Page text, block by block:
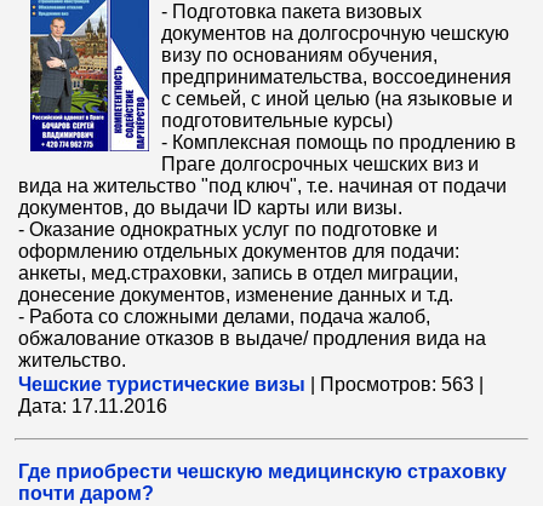
- Подготовка пакета визовых
документов на долгосрочную чешскую
визу по основаниям обучения,
предпринимательства, воссоединения
с семьей, с иной целью (на языковые и
подготовительные курсы)
- Комплексная помощь по продлению в
Праге долгосрочных чешских виз и
вида на жительство "под ключ", т.е. начиная от подачи
документов, до выдачи ID карты или визы.
- Оказание однократных услуг по подготовке и
оформлению отдельных документов для подачи:
анкеты, мед.страховки, запись в отдел миграции,
донесение документов, изменение данных и т.д.
- Работа со сложными делами, подача жалоб,
обжалование отказов в выдаче/ продления вида на
жительство.
Чешские туристические визы
Просмотров: 563
Дата: 17.11.2016
Где приобрести чешскую медицинскую страховку
почти даром?